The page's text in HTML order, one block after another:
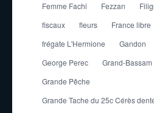
Femme Fachi
Fezzan
fiscaux
fleurs
France libre
frégate L'Hermione
Gandon
George Perec
Grand-Bassam
Grande Pêche
Grande Tache du 25c Cérès